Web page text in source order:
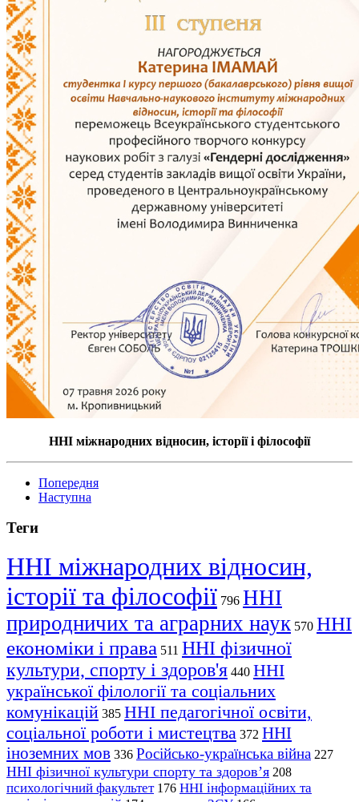
ННІ міжнародних відносин, історії і філософії
Попередня
Наступна
Теги
ННІ міжнародних відносин,
історії та філософії 796 ННІ
природничих та аграрних наук 570 ННІ
економіки і права 511 ННІ фізичної
культури, спорту і здоров'я 440 ННІ
української філології та соціальних
комунікацій 385 ННІ педагогічної освіти,
соціальної роботи і мистецтва 372 ННІ
іноземних мов 336 Російсько-українська війна 227
ННІ фізичної культури спорту та здоров’я 208
психологічний факультет 176 ННІ інформаційних та